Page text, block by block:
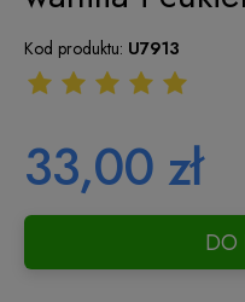
Kod produktu: U7913
33,00 zł
DO